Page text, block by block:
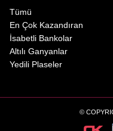
Tümü
En Çok Kazandıran
İsabetli Bankolar
Altılı Ganyanlar
Yedili Plaseler
©